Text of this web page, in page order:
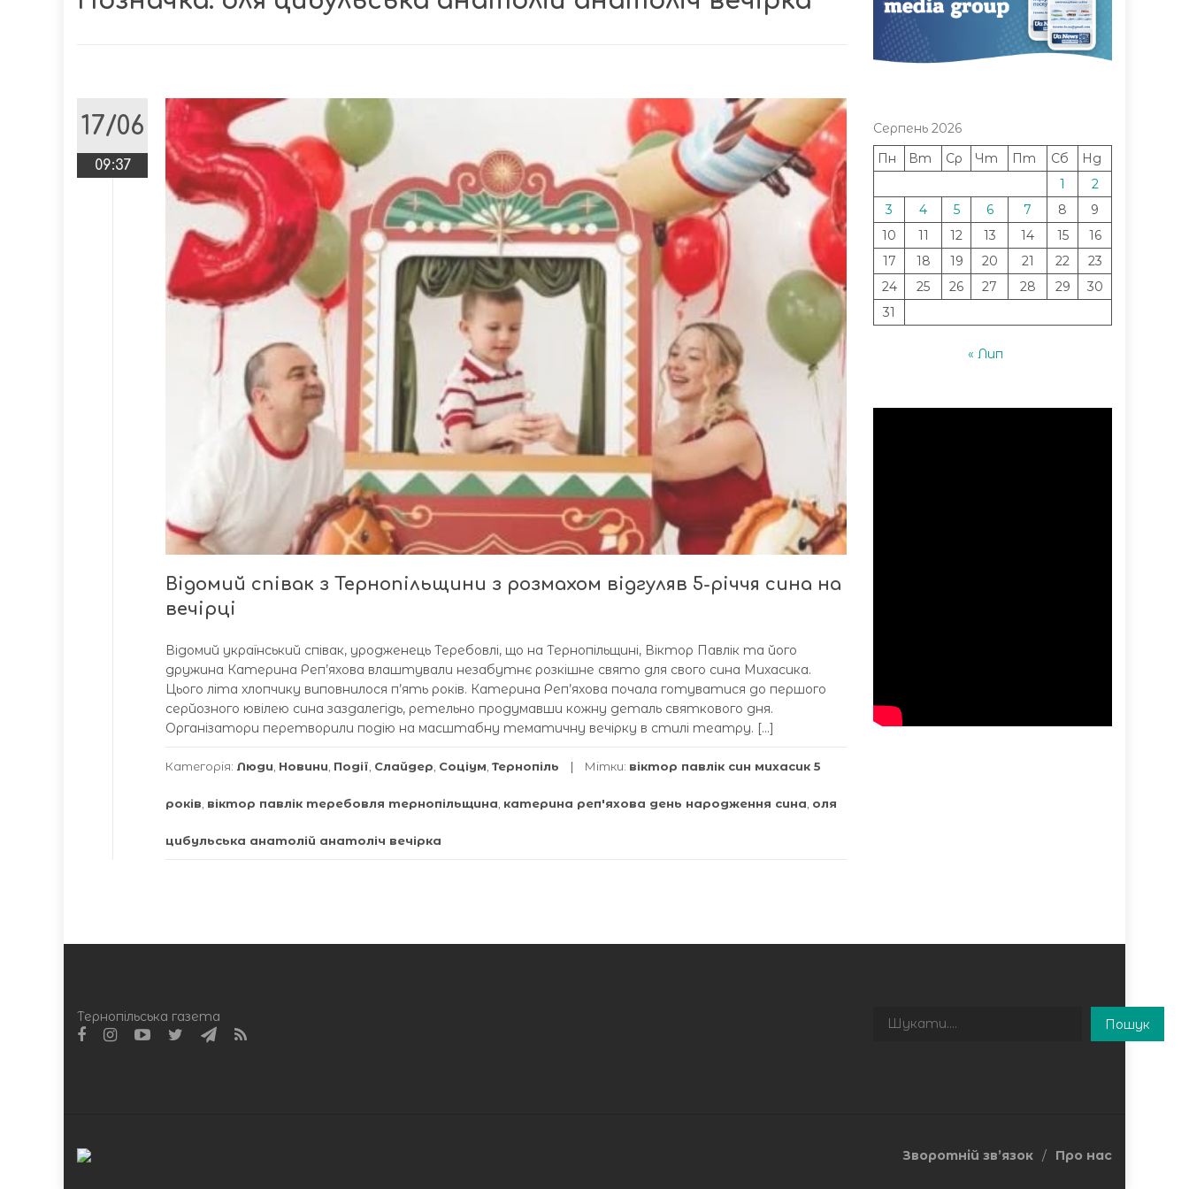
17/06
09:37
Відомий співак з Тернопільщини з розмахом відгуляв 5-річчя сина на
вечірці
Відомий український співак, уродженець Теребовлі, що на Тернопільщині, Віктор Павлік та його
дружина Катерина Реп’яхова влаштували незабутнє розкішне свято для свого сина Михасика.
Цього літа хлопчику виповнилося п’ять років. Катерина Реп’яхова почала готуватися до першого
серйозного ювілею сина заздалегідь, ретельно продумавши кожну деталь святкового дня.
Організатори перетворили подію на масштабну тематичну вечірку в стилі театру. […]
Категорія: Люди, Новини, Події, Слайдер, Соціум, Тернопіль Мітки: віктор павлік син михасик 5
років, віктор павлік теребовля тернопільщина, катерина реп'яхова день народження сина, оля
цибульська анатолій анатоліч вечірка
Серпень 2026
Пн
Вт Ср Чт Пт Сб
Нд
1
2
3
4 5 6 7 8
9
10
11 12 13 14 15
16
17
18 19 20 21 22
23
24
25 26 27 28 29
30
31
« Лип
Тернопільська газета Пошук
Пошук
Зворотній зв’язок Про нас